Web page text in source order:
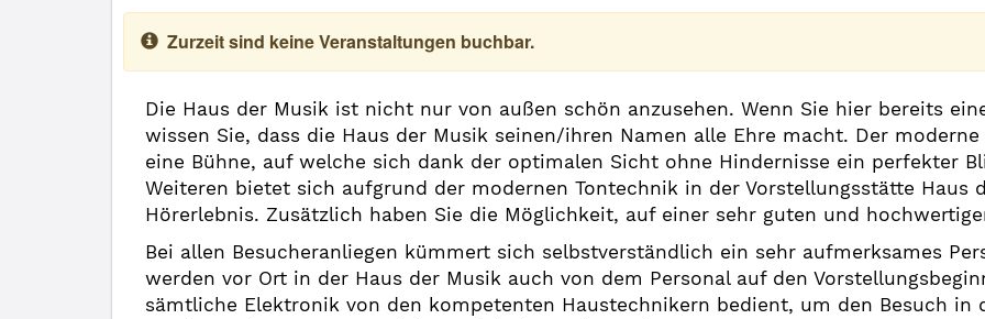
Zurzeit sind keine Veranstaltungen buchbar.
Die Haus der Musik ist nicht nur von außen schön anzusehen. Wenn Sie hier bereits
wissen Sie, dass die Haus der Musik seinen/ihren Namen alle Ehre macht. Der
eine Bühne, auf welche sich dank der optimalen Sicht ohne Hindernisse ein perfekter
Weiteren bietet sich aufgrund der modernen Tontechnik in der Vorstellungsstätte Haus
Hörerlebnis. Zusätzlich haben Sie die Möglichkeit, auf einer sehr guten und
Bei allen Besucheranliegen kümmert sich selbstverständlich ein sehr aufmerksames
werden vor Ort in der Haus der Musik auch von dem Personal auf den
sämtliche Elektronik von den kompetenten Haustechnikern bedient, um den Besuch in